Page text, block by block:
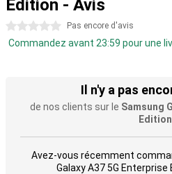
Edition - Avis
0 étoiles Pas encore d'avis
Commandez avant 23:59 pour une
Il n'y a pas
de nos clients sur le Samsung
Edition
Avez-vous récemment
Galaxy A37 5G